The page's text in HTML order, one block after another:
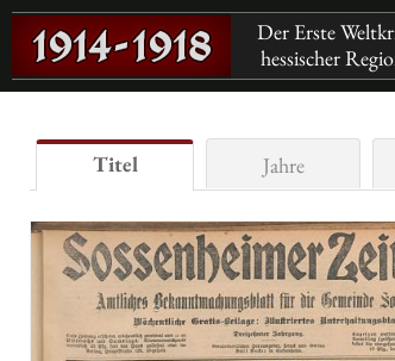
Der Erste
hessischer
Titel Jahre